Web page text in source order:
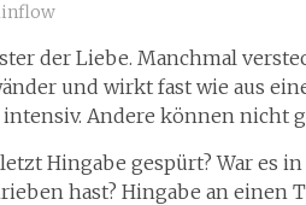
der Liebe. Manchmal
und wirkt fast wie aus
Andere können nicht
Hingabe gespürt? War es
hast? Hingabe an einen